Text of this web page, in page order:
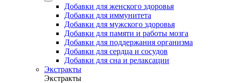
Добавки для женского здоровья
Добавки для иммунитета
Добавки для мужского здоровья
Добавки для памяти и работы мозга
Добавки для поддержания организма
Добавки для сердца и сосудов
Добавки для сна и релаксации
Экстракты
Экстракты